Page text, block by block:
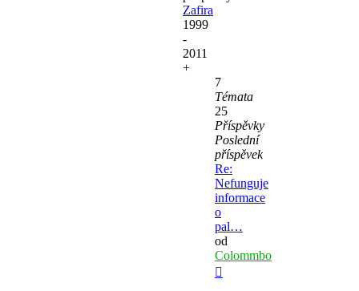
Zafira
1999
-
2011
+
7
Témata
25
Příspěvky
Poslední
příspěvek
Re:
Nefunguje
informace
o
pal…
od
Colommbo